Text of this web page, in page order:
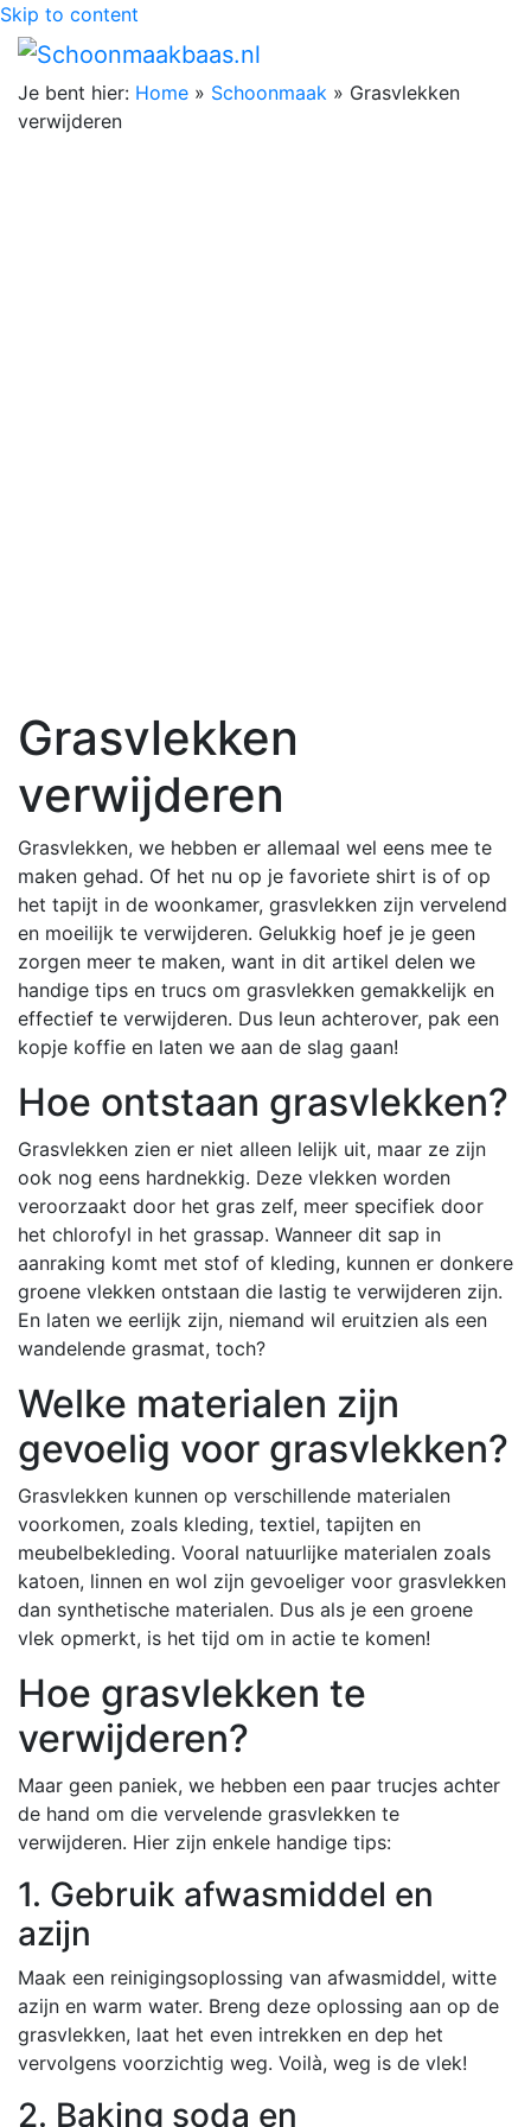
Skip to content
Je bent hier: Home » Schoonmaak » Grasvlekken
verwijderen
Grasvlekken
verwijderen
Grasvlekken, we hebben er allemaal wel eens mee te
maken gehad. Of het nu op je favoriete shirt is of op
het tapijt in de woonkamer, grasvlekken zijn vervelend
en moeilijk te verwijderen. Gelukkig hoef je je geen
zorgen meer te maken, want in dit artikel delen we
handige tips en trucs om grasvlekken gemakkelijk en
effectief te verwijderen. Dus leun achterover, pak een
kopje koffie en laten we aan de slag gaan!
Hoe ontstaan grasvlekken?
Grasvlekken zien er niet alleen lelijk uit, maar ze zijn
ook nog eens hardnekkig. Deze vlekken worden
veroorzaakt door het gras zelf, meer specifiek door
het chlorofyl in het grassap. Wanneer dit sap in
aanraking komt met stof of kleding, kunnen er donkere
groene vlekken ontstaan die lastig te verwijderen zijn.
En laten we eerlijk zijn, niemand wil eruitzien als een
wandelende grasmat, toch?
Welke materialen zijn
gevoelig voor grasvlekken?
Grasvlekken kunnen op verschillende materialen
voorkomen, zoals kleding, textiel, tapijten en
meubelbekleding. Vooral natuurlijke materialen zoals
katoen, linnen en wol zijn gevoeliger voor grasvlekken
dan synthetische materialen. Dus als je een groene
vlek opmerkt, is het tijd om in actie te komen!
Hoe grasvlekken te
verwijderen?
Maar geen paniek, we hebben een paar trucjes achter
de hand om die vervelende grasvlekken te
verwijderen. Hier zijn enkele handige tips:
1. Gebruik afwasmiddel en
azijn
Maak een reinigingsoplossing van afwasmiddel, witte
azijn en warm water. Breng deze oplossing aan op de
grasvlekken, laat het even intrekken en dep het
vervolgens voorzichtig weg. Voilà, weg is de vlek!
2. Baking soda en